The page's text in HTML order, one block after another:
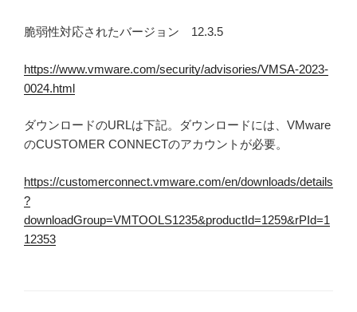
脆弱性対応されたバージョン 12.3.5
https://www.vmware.com/security/advisories/VMSA-2023-
0024.html
ダウンロードのURLは下記。ダウンロードには、VMware
のCUSTOMER CONNECTのアカウントが必要。
https://customerconnect.vmware.com/en/downloads/details
?
downloadGroup=VMTOOLS1235&productId=1259&rPId=1
12353